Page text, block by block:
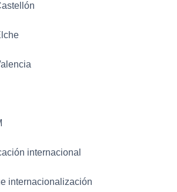
internacional
internacionalización